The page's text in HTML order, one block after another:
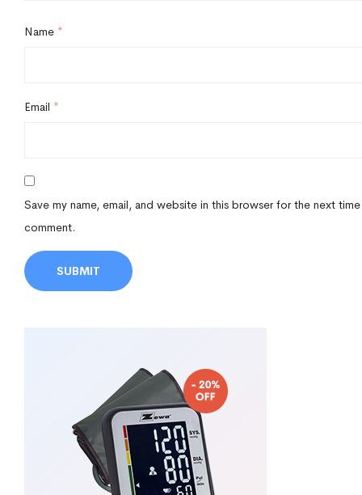
Name *
Email *
Save my name, email, and website in this browser for the next
comment.